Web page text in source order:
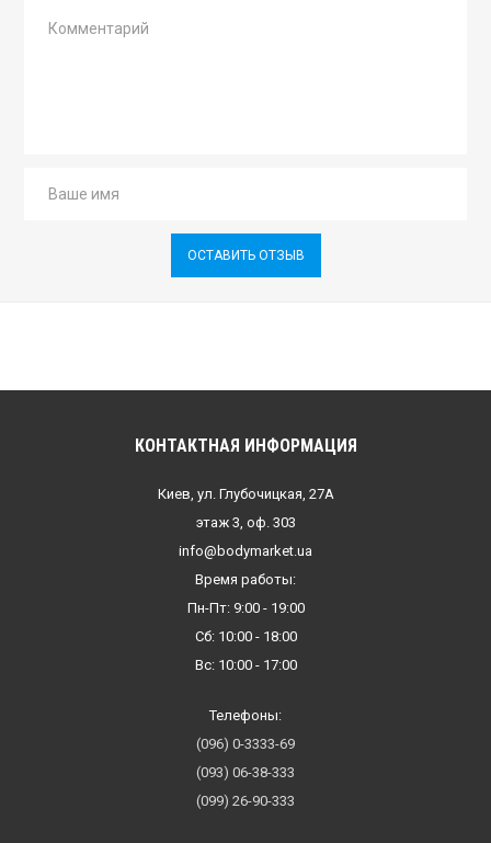
ОСТАВИТЬ ОТЗЫВ
КОНТАКТНАЯ ИНФОРМАЦИЯ
Киев, ул. Глубочицкая, 27А
этаж 3, оф. 303
info@bodymarket.ua
Время работы:
Пн-Пт: 9:00 - 19:00
Сб: 10:00 - 18:00
Вс: 10:00 - 17:00
Телефоны:
(096) 0-3333-69
(093) 06-38-333
(099) 26-90-333